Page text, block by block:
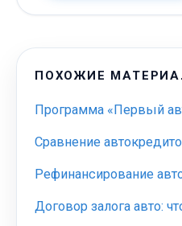
ПОХОЖИЕ
Программа «Первый
Сравнение
Рефинансирование
Договор залога авто: